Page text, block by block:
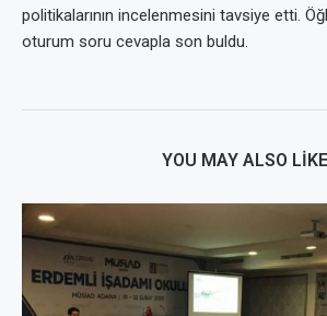
politikalarının incelenmesini tavsiye etti.
oturum soru cevapla son buldu.
YOU MAY ALSO LIKE